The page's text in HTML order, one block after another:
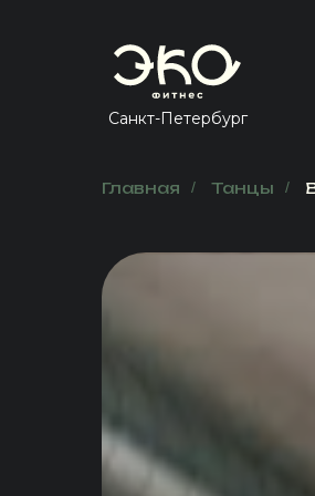
Санкт-Петербург
Главная / Танцы /